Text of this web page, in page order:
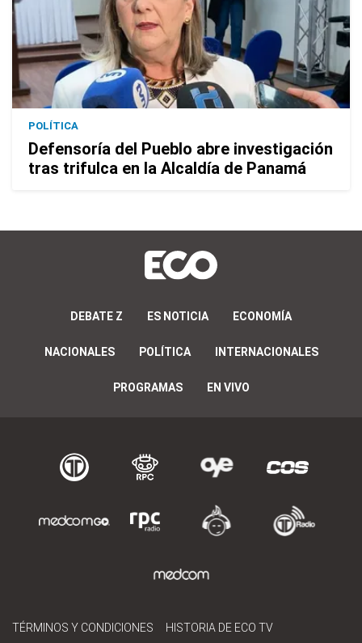
POLÍTICA
Defensoría del Pueblo abre investigación
tras trifulca en la Alcaldía de Panamá
DEBATE Z ES NOTICIA ECONOMÍA
NACIONALES POLÍTICA INTERNACIONALES
PROGRAMAS EN VIVO
TÉRMINOS Y CONDICIONES HISTORIA DE ECO TV